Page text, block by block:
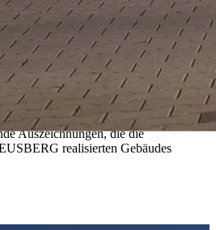
Gebäudes zu unterstützen, wurde eine
Dach installiert, die ihre Energie in eine
einspeist. Eine extensive
Lebensraum und schafft eine
DGNB
Zertifizierung in Silber inklusive
Bei diesen Anerkennungen
Auszeichnungen, die die
realisierten Gebäudes